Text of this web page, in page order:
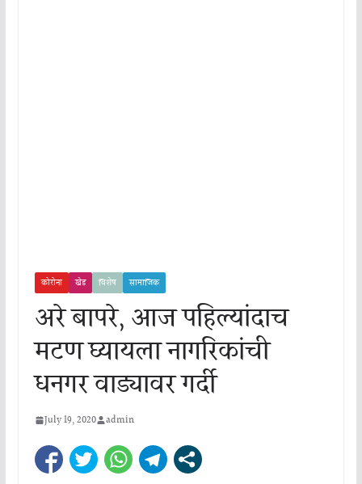
कोरोना खेड विशेष सामाजिक
अरे बापरे, आज पहिल्यांदाच
मटण घ्यायला नागरिकांची
धनगर वाड्यावर गर्दी
July 19, 2020 admin